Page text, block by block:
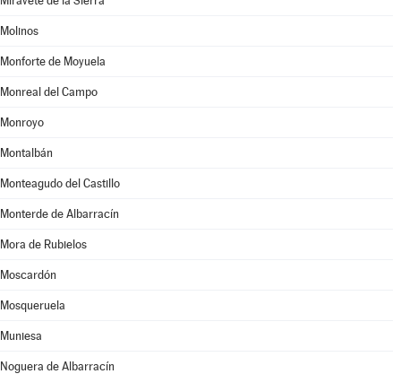
Molinos
Monforte de Moyuela
Monreal del Campo
Monroyo
Montalbán
Monteagudo del Castillo
Monterde de Albarracín
Mora de Rubielos
Moscardón
Mosqueruela
Muniesa
Noguera de Albarracín